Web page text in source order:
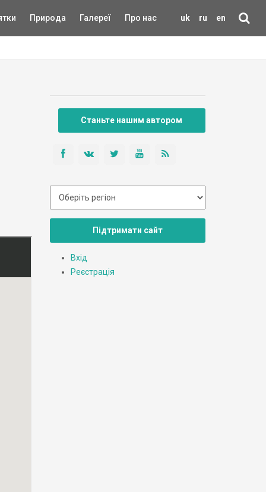
uk ru en
Природа Галереї Про нас
Станьте нашим автором
Підтримати сайт
Вхід
Реєстрація